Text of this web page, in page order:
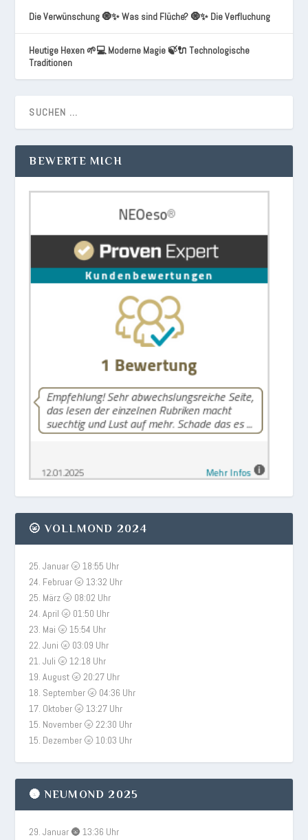
Die Verwünschung 🧿✨ Was sind Flüche? 🧿✨ Die Verfluchung
Heutige Hexen 🌱💻 Moderne Magie 🍃🔌 Technologische
Traditionen
BEWERTE MICH
🌝 VOLLMOND 2024
25. Januar 🌝 18:55 Uhr
24. Februar 🌝 13:32 Uhr
25. März 🌝 08:02 Uhr
24. April 🌝 01:50 Uhr
23. Mai 🌝 15:54 Uhr
22. Juni 🌝 03:09 Uhr
21. Juli 🌝 12:18 Uhr
19. August 🌝 20:27 Uhr
18. September 🌝 04:36 Uhr
17. Oktober 🌝 13:27 Uhr
15. November 🌝 22:30 Uhr
15. Dezember 🌝 10:03 Uhr
🌚 NEUMOND 2025
29. Januar 🌚 13:36 Uhr